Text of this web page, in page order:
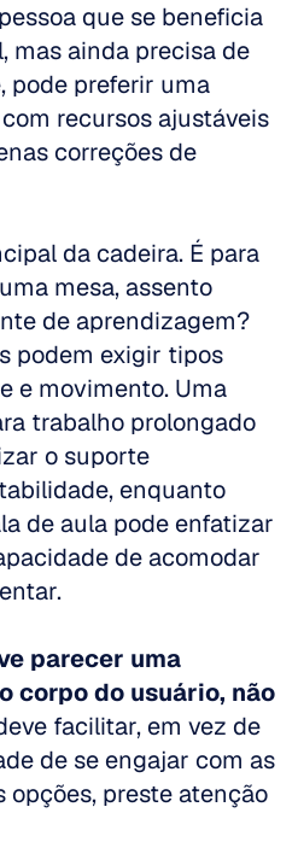
que se beneficia
mas ainda precisa de
pode preferir uma
recursos ajustáveis
correções de
da cadeira. É para
mesa, assento
de aprendizagem?
podem exigir tipos
e movimento. Uma
trabalho prolongado
o suporte
enquanto
de aula pode enfatizar
de acomodar
parecer uma
corpo do usuário, não
facilitar, em vez de
de se engajar com as
opções, preste atenção